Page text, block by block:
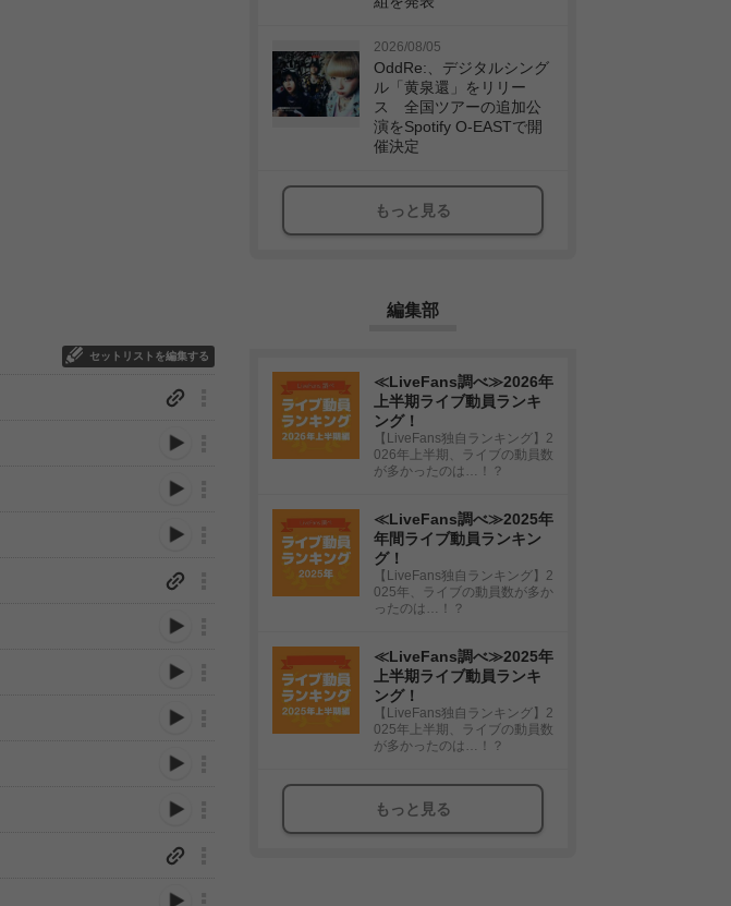
セットリストを編集する
2026/08/05
OddRe:、デジタルシング
ル「黄泉還」をリリー
ス 全国ツアーの追加公
演をSpotify O-EASTで開
催決定
もっと見る
編集部
≪LiveFans調べ≫2026年
上半期ライブ動員ランキ
ング！
【LiveFans独自ランキング】2
026年上半期、ライブの動員数
が多かったのは…！？
≪LiveFans調べ≫2025年
年間ライブ動員ランキン
グ！
【LiveFans独自ランキング】2
025年、ライブの動員数が多か
ったのは…！？
≪LiveFans調べ≫2025年
上半期ライブ動員ランキ
ング！
【LiveFans独自ランキング】2
025年上半期、ライブの動員数
が多かったのは…！？
もっと見る